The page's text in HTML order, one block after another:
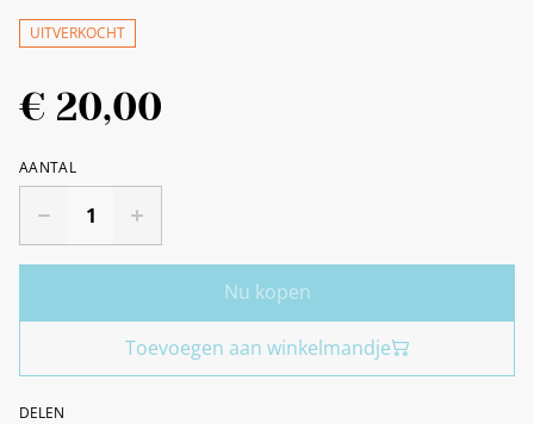
UITVERKOCHT
€ 20,00
AANTAL
Nu kopen
Toevoegen aan winkelmandje
DELEN